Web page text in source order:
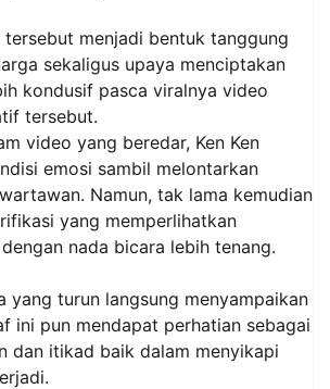
tersebut menjadi bentuk tanggung
sekaligus upaya menciptakan
kondusif pasca viralnya video
tersebut.
video yang beredar, Ken Ken
emosi sambil melontarkan
Namun, tak lama kemudian
yang memperlihatkan
nada bicara lebih tenang.
yang turun langsung menyampaikan
ini pun mendapat perhatian sebagai
dan itikad baik dalam menyikapi